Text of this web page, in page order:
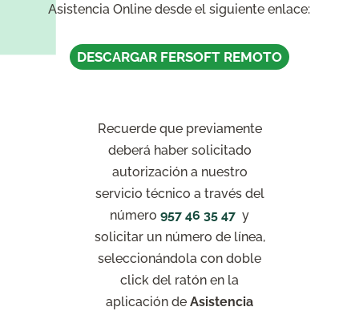
Asistencia Online desde el siguiente enlace:
DESCARGAR FERSOFT REMOTO
Recuerde que previamente
deberá haber solicitado
autorización a nuestro
servicio técnico a través del
número 957 46 35 47 y
solicitar un número de línea,
seleccionándola con doble
click del ratón en la
aplicación de Asistencia